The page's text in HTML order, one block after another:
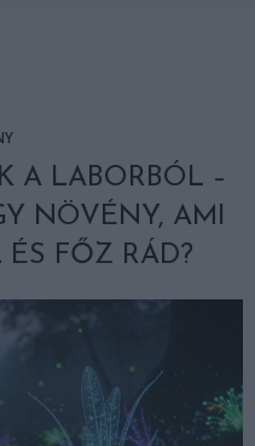
A LABORBÓL –
NÖVÉNY, AMI
ÉS FŐZ RÁD?